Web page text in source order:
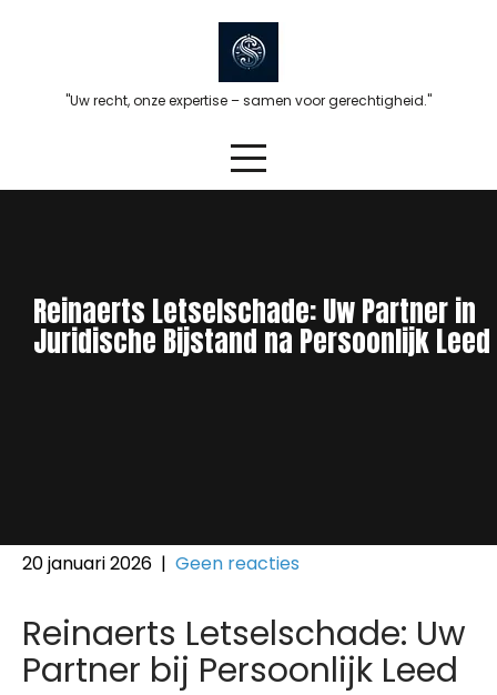
"Uw recht, onze expertise – samen voor gerechtigheid."
Reinaerts Letselschade: Uw Partner in
Juridische Bijstand na Persoonlijk Leed
20 januari 2026 | Geen reacties
Reinaerts Letselschade: Uw
Partner bij Persoonlijk Leed